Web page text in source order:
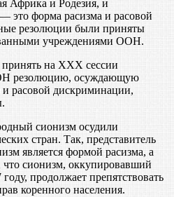
Африка и Родезия, и
это форма расизма и расовой
резолюции были приняты
учреждениями ООН.
на XXX сессии
резолюцию, осуждающую
расовой дискриминации,
сионизм осудили
стран. Так, представитель
является формой расизма, а
что сионизм, оккупировавший
продолжает препятствовать
коренного населения.